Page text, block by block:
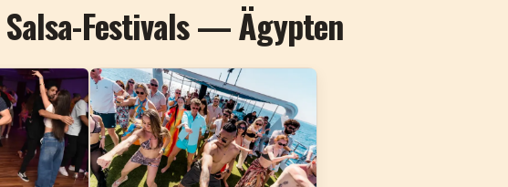
Salsa-Festivals — Ägypten